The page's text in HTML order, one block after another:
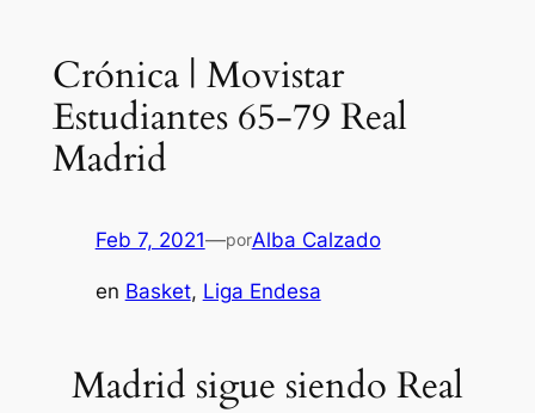
Crónica | Movistar
Estudiantes 65-79 Real
Madrid
Feb 7, 2021—porAlba Calzado
en Basket, Liga Endesa
Madrid sigue siendo Real